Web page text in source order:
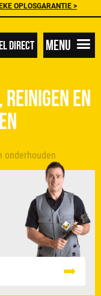
OPLOSGARANTIE >
DIRECT Menu
onderhouden
en